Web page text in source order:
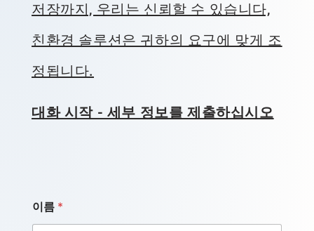
저장까지, 우리는 신뢰할 수 있습니다,
친환경 솔루션은 귀하의 요구에 맞게 조
정됩니다.
대화 시작 - 세부 정보를 제출하십시오
이름 *